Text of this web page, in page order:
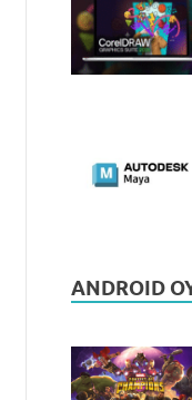
ANDROID